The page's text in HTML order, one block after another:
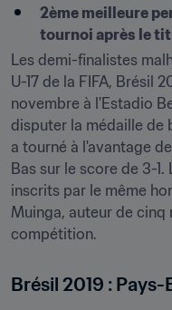
2ème meilleure
tournoi après le
Les demi-finalistes
U-17 de la FIFA, Brésil
novembre à l'Estadio
disputer la médaille de
a tourné à l'avantage
Bas sur le score de 3-
inscrits par le même
Muinga, auteur de
compétition.
Brésil 2019 : Pays-